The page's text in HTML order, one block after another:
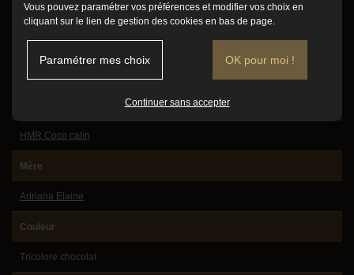
Mode de vie
Vidéos
Avis client
Femelle
HMR Coco calin
Mère
Adriana Elaine
Couleur
Tricolore chocolat
Vous pouvez paramétrer vos préférences et modifier vos choix en
cliquant sur le lien de gestion des cookies en bas de page.
Paramétrer mes choix OK pour moi !
Continuer sans accepter